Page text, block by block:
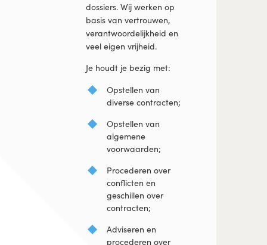
dossiers. Wij werken op
basis van vertrouwen,
verantwoordelijkheid en
veel eigen vrijheid.
Je houdt je bezig met:
Opstellen van
diverse contracten;
Opstellen van
algemene
voorwaarden;
Procederen over
conflicten en
geschillen over
contracten;
Adviseren en
procederen over